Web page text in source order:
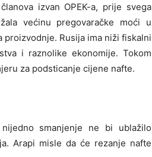
izvan OPEK-a, prije svega
većinu pregovaračke moći u
proizvodnje. Rusija ima niži fiskalni
i raznolike ekonomije. Tokom
za podsticanje cijene nafte.
smanjenje ne bi ublažilo
Arapi misle da će rezanje nafte